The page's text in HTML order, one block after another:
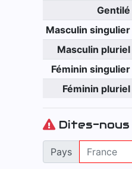
Gentilé
Masculin singulier
Masculin pluriel
Féminin singulier
Féminin pluriel
Dites-nous
Pays